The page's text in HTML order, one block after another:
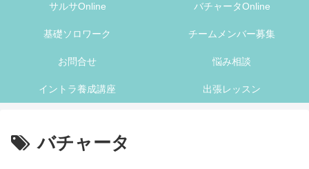
サルサOnline バチャータOnline
基礎ソロワーク チームメンバー募集
お問合せ 悩み相談
イントラ養成講座 出張レッスン
バチャータ